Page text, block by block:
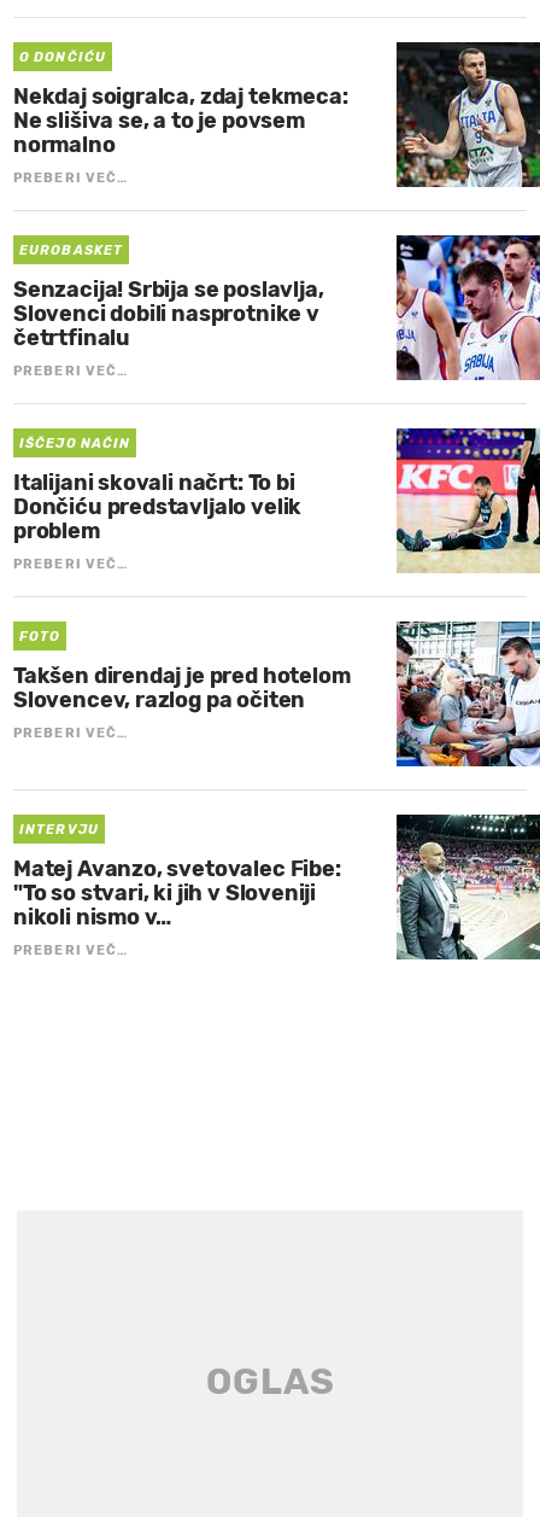
O DONČIĆU
Nekdaj soigralca, zdaj tekmeca:
Ne slišiva se, a to je povsem
normalno
PREBERI VEČ…
EUROBASKET
Senzacija! Srbija se poslavlja,
Slovenci dobili nasprotnike v
četrtfinalu
PREBERI VEČ…
IŠČEJO NAČIN
Italijani skovali načrt: To bi
Dončiću predstavljalo velik
problem
PREBERI VEČ…
FOTO
Takšen direndaj je pred hotelom
Slovencev, razlog pa očiten
PREBERI VEČ…
INTERVJU
Matej Avanzo, svetovalec Fibe:
"To so stvari, ki jih v Sloveniji
nikoli nismo v…
PREBERI VEČ…